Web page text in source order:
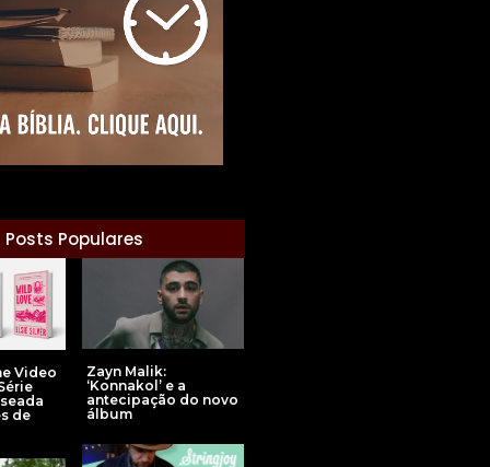
Posts Populares
Video
de
Zayn Malik:
‘Konnakol’ e a
antecipação do novo
álbum